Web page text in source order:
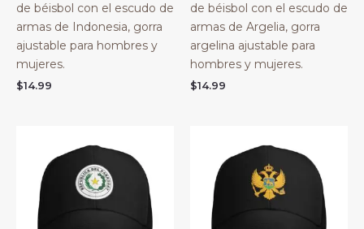
de béisbol con el escudo de
armas de Indonesia, gorra
ajustable para hombres y
mujeres.
$14.99
de béisbol con el escudo de
armas de Argelia, gorra
argelina ajustable para
hombres y mujeres.
$14.99